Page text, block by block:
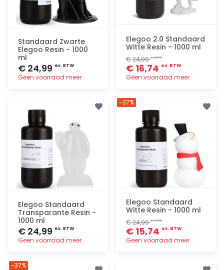
Standaard Zwarte
Elegoo Resin - 1000
ml
€ 24,99 ex. BTW
Geen voorraad meer
Elegoo 2.0 Standaard
Witte Resin - 1000 ml
€ 24,99ex. BTW
€ 16,74 ex. BTW
Geen voorraad meer
Elegoo Standaard
Transparante Resin -
1000 ml
€ 24,99 ex. BTW
Geen voorraad meer
Elegoo Standaard
Witte Resin - 1000 ml
€ 24,99ex. BTW
€ 15,74 ex. BTW
Geen voorraad meer
-37%
-37%